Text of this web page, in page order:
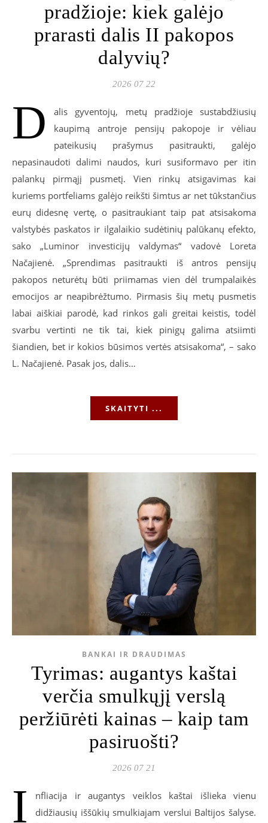
pradžioje: kiek galėjo
prarasti dalis II pakopos
dalyvių?
2026 07 22
D
alis gyventojų, metų pradžioje sustabdžiusių
kaupimą antroje pensijų pakopoje ir vėliau
pateikusių prašymus pasitraukti, galėjo
nepasinaudoti dalimi naudos, kuri susiformavo per itin
palankų pirmąjį pusmetį. Vien rinkų atsigavimas kai
kuriems portfeliams galėjo reikšti šimtus ar net tūkstančius
eurų didesnę vertę, o pasitraukiant taip pat atsisakoma
valstybės paskatos ir ilgalaikio sudėtinių palūkanų efekto,
sako „Luminor investicijų valdymas“ vadovė Loreta
Načajienė. „Sprendimas pasitraukti iš antros pensijų
pakopos neturėtų būti priimamas vien dėl trumpalaikės
emocijos ar neapibrėžtumo. Pirmasis šių metų pusmetis
labai aiškiai parodė, kad rinkos gali greitai keistis, todėl
svarbu vertinti ne tik tai, kiek pinigų galima atsiimti
šiandien, bet ir kokios būsimos vertės atsisakoma“, – sako
L. Načajienė. Pasak jos, dalis…
SKAITYTI ...
BANKAI IR DRAUDIMAS
Tyrimas: augantys kaštai
verčia smulkųjį verslą
peržiūrėti kainas – kaip tam
pasiruošti?
2026 07 21
I
nfliacija ir augantys veiklos kaštai išlieka vienu
didžiausių iššūkių smulkiajam verslui Baltijos šalyse.